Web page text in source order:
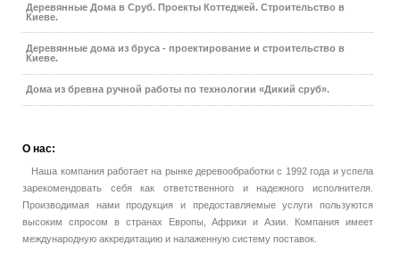
Деревянные Дома в Сруб. Проекты Коттеджей. Строительство в
Киеве.
Деревянные дома из бруса - проектирование и строительство в
Киеве.
Дома из бревна ручной работы по технологии «Дикий сруб».
О нас:
Наша компания работает на рынке деревообработки с 1992 года и успела
зарекомендовать себя как ответственного и надежного исполнителя.
Производимая нами продукция и предоставляемые услуги пользуются
высоким спросом в странах Европы, Африки и Азии. Компания имеет
международную аккредитацию и налаженную систему поставок.